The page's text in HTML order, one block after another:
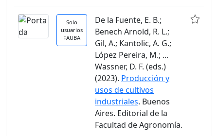
Solo
usuarios
FAUBA
De la Fuente, E. B.;
Benech Arnold, R. L.;
Gil, A.; Kantolic, A. G.;
López Pereira, M.; ...
Wassner, D. F. (eds.)
(2023). Producción y
usos de cultivos
industriales. Buenos
Aires. Editorial de la
Facultad de Agronomía.